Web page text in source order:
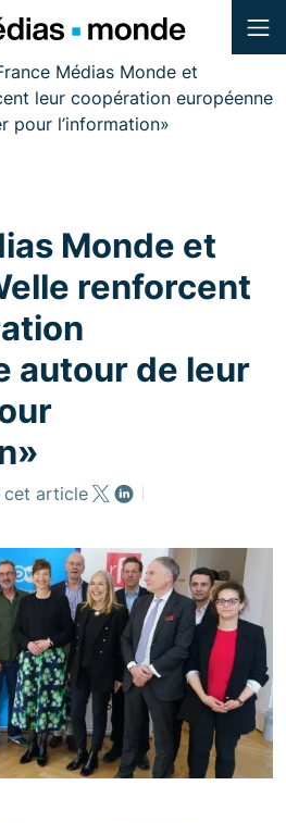
Médias Monde et
leur coopération européenne
pour l’information»
Monde et
renforcent
autour de leur
cet article